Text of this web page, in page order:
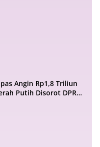
Angin Rp1,8 Triliun
Putih Disorot DPR